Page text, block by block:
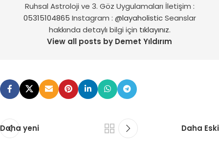
Ruhsal Astroloji ve 3. Göz Uygulamaları İletişim :
05315104865 Instagram : @layaholisticSeanslar
hakkında detaylı bilgi için tıklayınız.
View all posts by Demet Yıldırım
Daha yeni Daha Eski